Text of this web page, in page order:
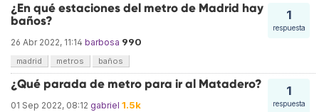
1
respuesta
¿En qué estaciones del metro de Madrid hay
baños?
26 Abr 2022, 11:14 barbosa 990
madrid metros baños
1
respuesta
¿Qué parada de metro para ir al Matadero?
01 Sep 2022, 08:12 gabriel 1.5k